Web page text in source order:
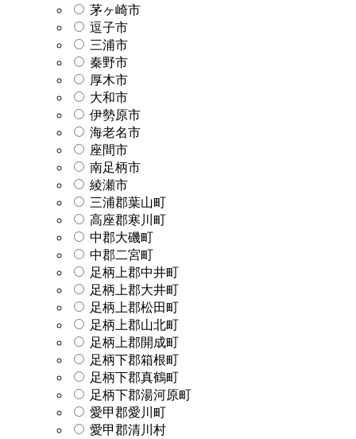
茅ヶ崎市
逗子市
三浦市
秦野市
厚木市
大和市
伊勢原市
海老名市
座間市
南足柄市
綾瀬市
三浦郡葉山町
高座郡寒川町
中郡大磯町
中郡二宮町
足柄上郡中井町
足柄上郡大井町
足柄上郡松田町
足柄上郡山北町
足柄上郡開成町
足柄下郡箱根町
足柄下郡真鶴町
足柄下郡湯河原町
愛甲郡愛川町
愛甲郡清川村